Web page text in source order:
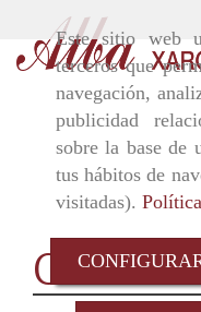
Este sitio web
terceros que
navegación,
publicidad
sobre la base de
tus hábitos de
visitadas).